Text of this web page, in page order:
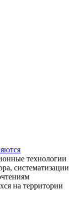
технологии
систематизации
на территории